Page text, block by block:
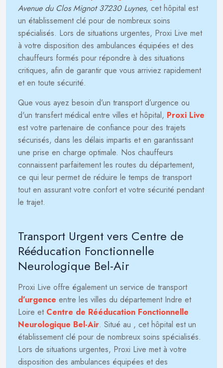
Avenue du Clos Mignot 37230 Luynes, cet hôpital est
un établissement clé pour de nombreux soins
spécialisés. Lors de situations urgentes, Proxi Live met
à votre disposition des ambulances équipées et des
chauffeurs formés pour répondre à des situations
critiques, afin de garantir que vous arriviez rapidement
et en toute sécurité.
Que vous ayez besoin d’un transport d’urgence ou
d'un transfert médical entre villes et hôpital, Proxi Live
est votre partenaire de confiance pour des trajets
sécurisés, dans les délais impartis et en garantissant
une prise en charge optimale. Nos chauffeurs
connaissent parfaitement les routes du département,
ce qui leur permet de réduire le temps de transport
tout en assurant votre confort et votre sécurité pendant
le trajet.
Transport Urgent vers Centre de
Rééducation Fonctionnelle
Neurologique Bel-Air
Proxi Live offre également un service de transport
d’urgence entre les villes du département Indre et
Loire et Centre de Rééducation Fonctionnelle
Neurologique Bel-Air. Situé au , cet hôpital est un
établissement clé pour de nombreux soins spécialisés.
Lors de situations urgentes, Proxi Live met à votre
disposition des ambulances équipées et des